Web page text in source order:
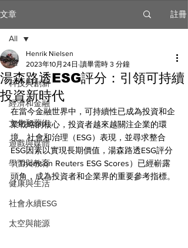
文章 註冊
All
科技與創新
經濟和金融
文化和藝術
遊戲與媒體
學習與教育
健康與生活
社會永續ESG
太空與能源
All
湯森路透ESG評分：引領可持續
投資新時代
Henrik Nielsen
2023年10月24日 讀畢需時 3 分鐘
在當今金融世界中，可持續性已成為投資和企
業戰略的核心，投資者越來越關注企業的環
境、社會和治理（ESG）表現，並尋求整合
ESG因素以實現長期價值，湯森路透ESG評分
（Thomson Reuters ESG Scores）已經嶄露
頭角，成為投資者和企業界的重要參考指標。